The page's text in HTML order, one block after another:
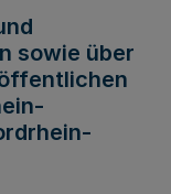
sowie über